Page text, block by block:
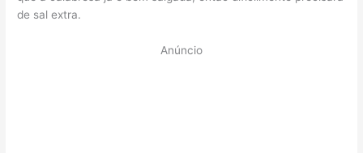
de sal extra.
Anúncio